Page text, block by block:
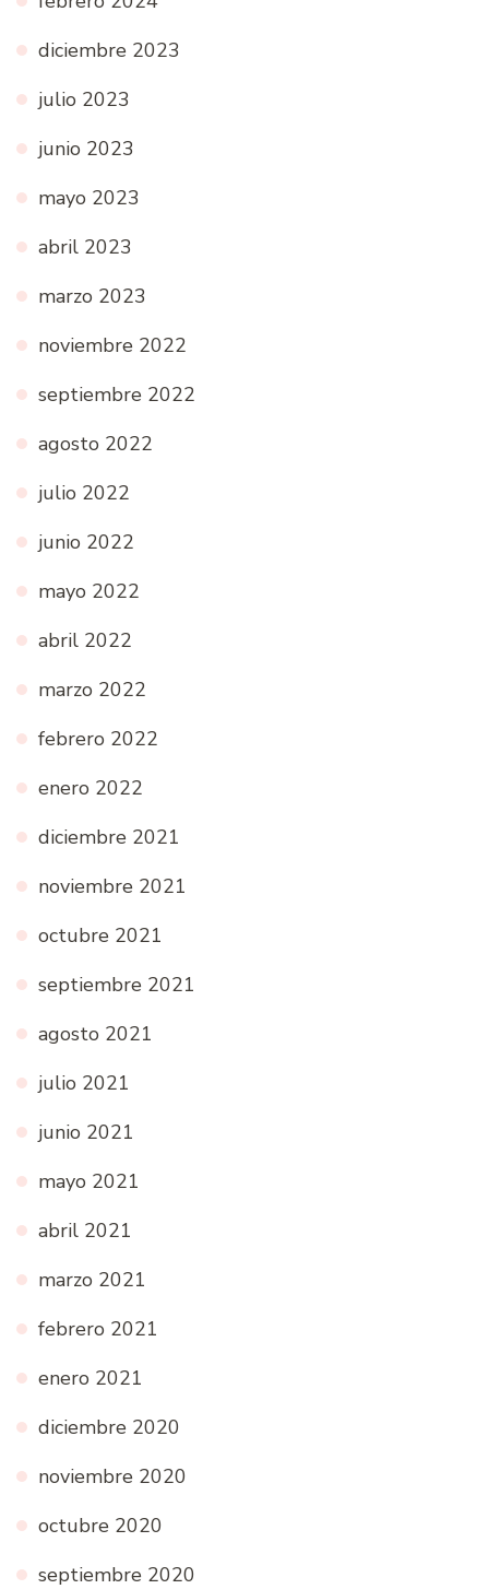
diciembre 2023
julio 2023
junio 2023
mayo 2023
abril 2023
marzo 2023
noviembre 2022
septiembre 2022
agosto 2022
julio 2022
junio 2022
mayo 2022
abril 2022
marzo 2022
febrero 2022
enero 2022
diciembre 2021
noviembre 2021
octubre 2021
septiembre 2021
agosto 2021
julio 2021
junio 2021
mayo 2021
abril 2021
marzo 2021
febrero 2021
enero 2021
diciembre 2020
noviembre 2020
octubre 2020
septiembre 2020